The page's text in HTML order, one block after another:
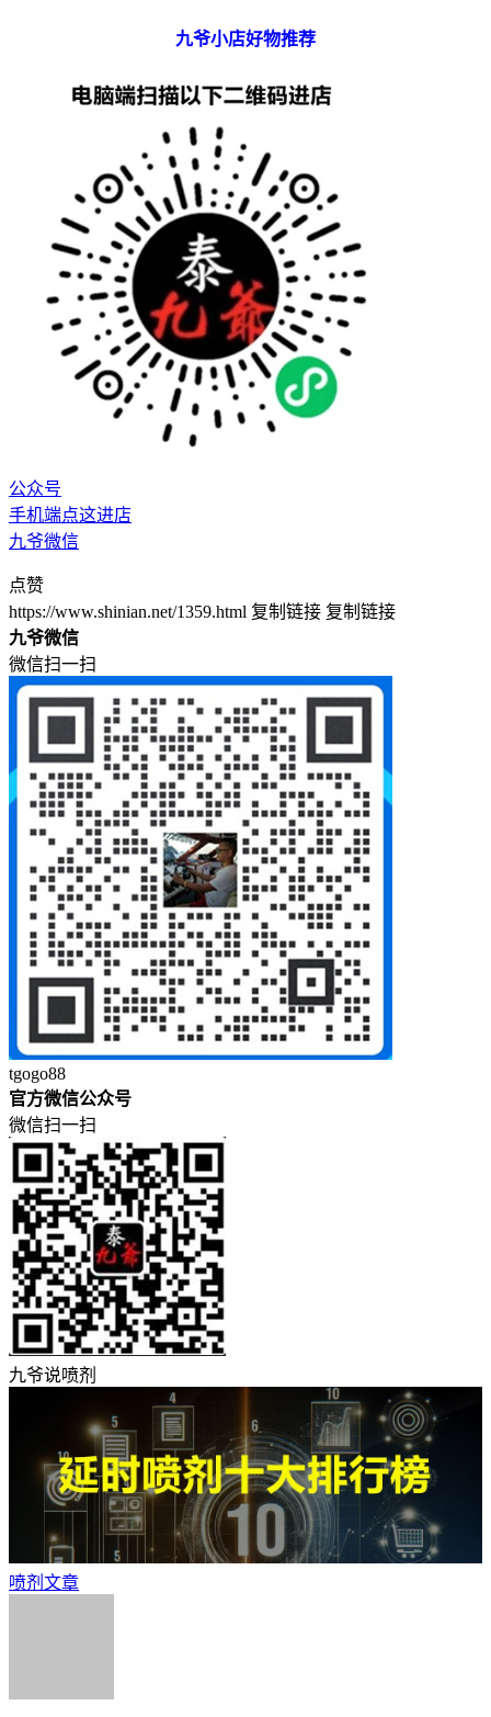
九爷小店好物推荐
公众号
手机端点这进店
九爷微信
点赞
https://www.shinian.net/1359.html 复制链接 复制链接
九爷微信
微信扫一扫
tgogo88
官方微信公众号
微信扫一扫
九爷说喷剂
喷剂文章